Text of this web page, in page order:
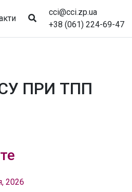
cci@cci.zp.ua
+38 (061) 224-69-47
ПРИ ТПП
2026